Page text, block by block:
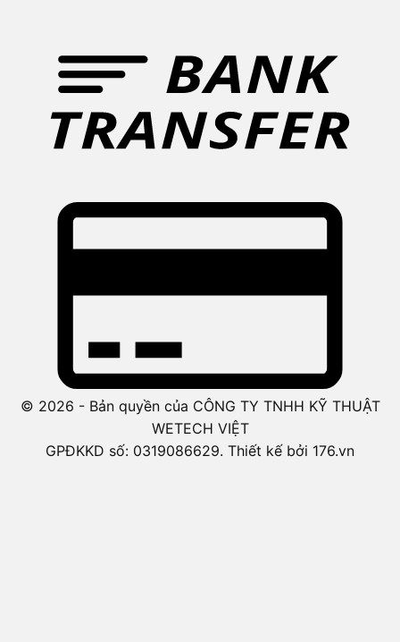
© 2026 - Bản quyền của CÔNG TY TNHH KỸ THUẬT
WETECH VIỆT
GPĐKKD số: 0319086629. Thiết kế bởi 176.vn